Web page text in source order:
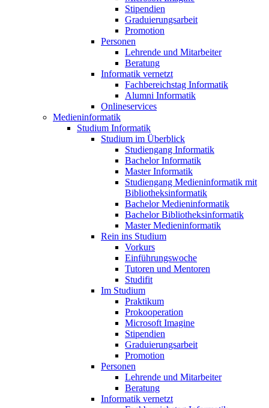
Stipendien
Graduierungsarbeit
Promotion
Personen
Lehrende und Mitarbeiter
Beratung
Informatik vernetzt
Fachbereichstag Informatik
Alumni Informatik
Onlineservices
Medieninformatik
Studium Informatik
Studium im Überblick
Studiengang Informatik
Bachelor Informatik
Master Informatik
Studiengang Medieninformatik mit
Bibliotheksinformatik
Bachelor Medieninformatik
Bachelor Bibliotheksinformatik
Master Medieninformatik
Rein ins Studium
Vorkurs
Einführungswoche
Tutoren und Mentoren
Studifit
Im Studium
Praktikum
Prokooperation
Microsoft Imagine
Stipendien
Graduierungsarbeit
Promotion
Personen
Lehrende und Mitarbeiter
Beratung
Informatik vernetzt